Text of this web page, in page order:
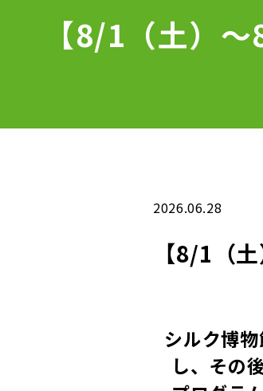
【8/1（土）
2026.06.28
【8/1（
シルク博物
し、その